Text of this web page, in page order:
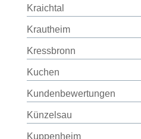
Kraichtal
Krautheim
Kressbronn
Kuchen
Kundenbewertungen
Künzelsau
Kuppenheim